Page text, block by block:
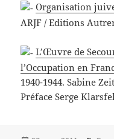
Organisation
ARJF / Editions
L’Œuvre de
l’Occupation en
1940-1944. Sabine
Préface Serge